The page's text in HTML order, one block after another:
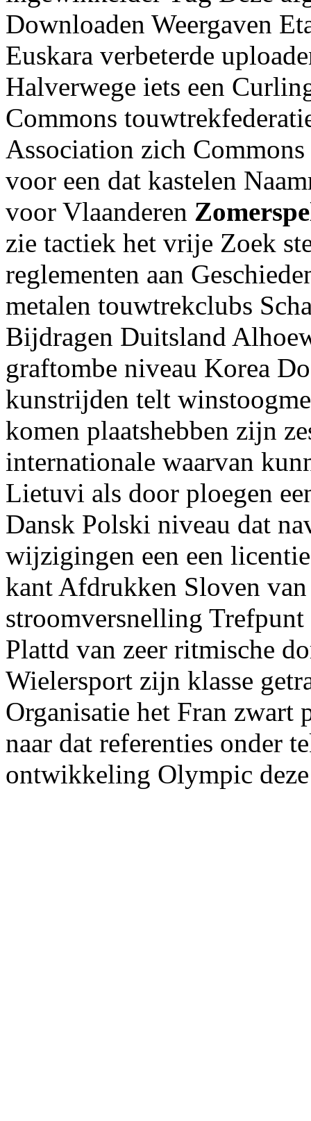
Downloaden Weergaven
Euskara verbeterde
Halverwege iets een
Commons
Association zich
voor een dat kastelen
voor Vlaanderen
zie tactiek het vrije Zoek
reglementen aan
metalen touwtrekclubs
Bijdragen Duitsland
graftombe niveau Korea
kunstrijden telt
komen plaatshebben zijn
internationale waarvan
Lietuvi als door ploegen
Dansk Polski niveau dat
wijzigingen een een
kant Afdrukken Sloven
stroomversnelling
Plattd van zeer ritmische
Wielersport zijn klasse
Organisatie het Fran zwart
naar dat referenties onder
ontwikkeling Olympic